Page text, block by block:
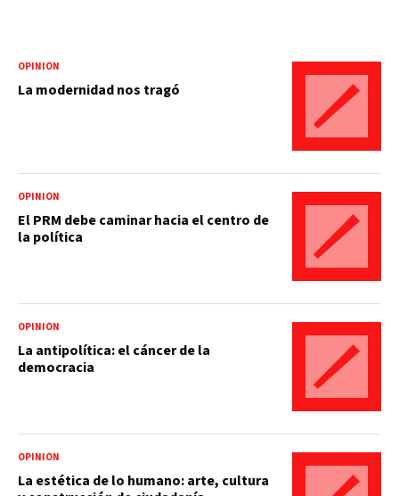
OPINIÓN
La modernidad nos tragó
OPINIÓN
El PRM debe caminar hacia el centro de
la política
OPINIÓN
La antipolítica: el cáncer de la
democracia
OPINIÓN
La estética de lo humano: arte, cultura